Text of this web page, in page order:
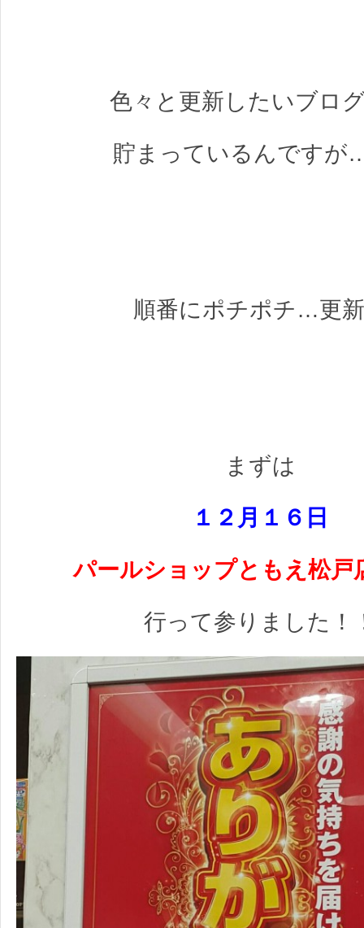
色々と更新したいブロ
貯まっているんですが
順番にポチポチ…更
まずは
１２月１６日
パールショップともえ松戸
行って参りました！